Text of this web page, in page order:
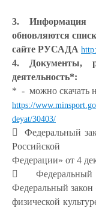
3. Информация
обновляются
сайте РУСАДА
4. Документы,
деятельность*:
* - можно скачать
https://
deyat/30403/
 Федеральный
Российской
Федерации» от 4
 Федеральный
Федеральный
физической